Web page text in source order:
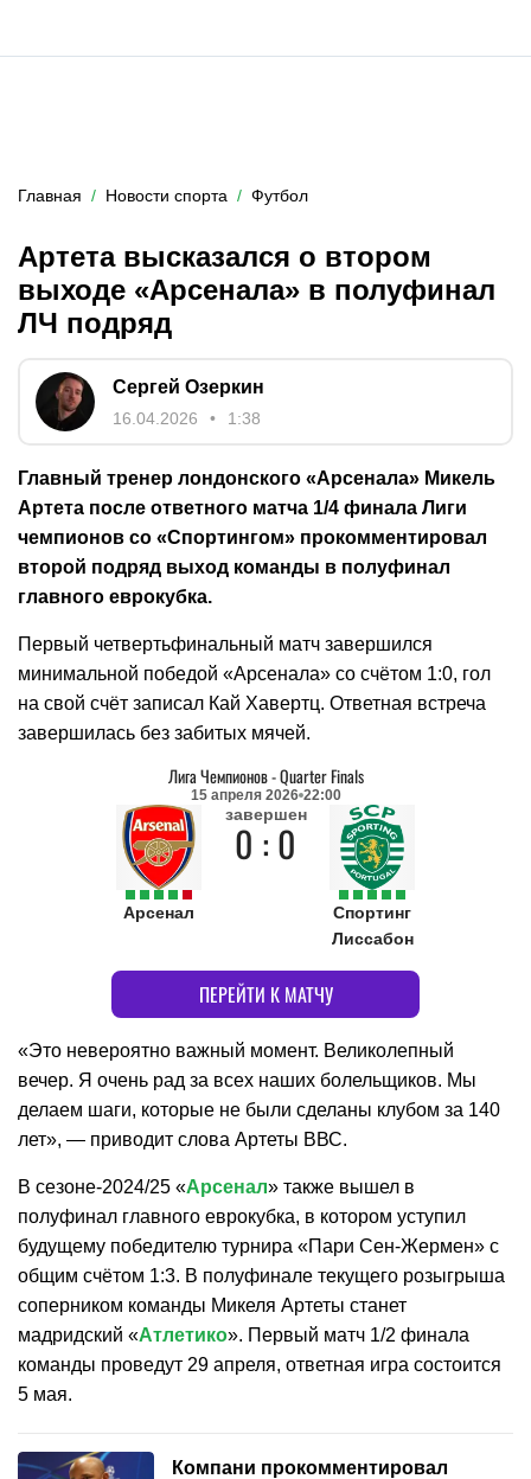
Главная Новости спорта Футбол
Артета высказался о втором
выходе «Арсенала» в полуфинал
ЛЧ подряд
Сергей Озеркин
16.04.2026 1:38
Главный тренер лондонского «Арсенала» Микель
Артета после ответного матча 1/4 финала Лиги
чемпионов со «Спортингом» прокомментировал
второй подряд выход команды в полуфинал
главного еврокубка.
Первый четвертьфинальный матч завершился
минимальной победой «Арсенала» со счётом 1:0, гол
на свой счёт записал Кай Хавертц. Ответная встреча
завершилась без забитых мячей.
Лига Чемпионов-Quarter Finals
15 апреля 2026 22:00
Арсенал
завершен
0 : 0
Спортинг
Лиссабон
ПЕРЕЙТИ К МАТЧУ
«Это невероятно важный момент. Великолепный
вечер. Я очень рад за всех наших болельщиков. Мы
делаем шаги, которые не были сделаны клубом за 140
лет», — приводит слова Артеты ВВС.
В сезоне-2024/25 «Арсенал» также вышел в
полуфинал главного еврокубка, в котором уступил
будущему победителю турнира «Пари Сен-Жермен» с
общим счётом 1:3. В полуфинале текущего розыгрыша
соперником команды Микеля Артеты станет
мадридский «Атлетико». Первый матч 1/2 финала
команды проведут 29 апреля, ответная игра состоится
5 мая.
Компани прокомментировал